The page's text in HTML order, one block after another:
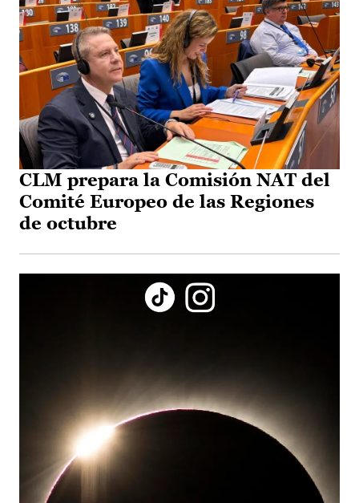
CLM prepara la Comisión NAT del
Comité Europeo de las Regiones
de octubre